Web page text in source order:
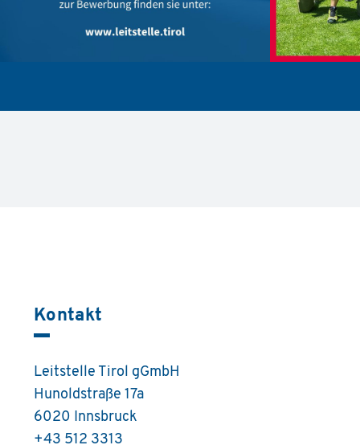
Kontakt
Leitstelle Tirol gGmbH
Hunoldstraße 17a
6020 Innsbruck
+43 512 3313